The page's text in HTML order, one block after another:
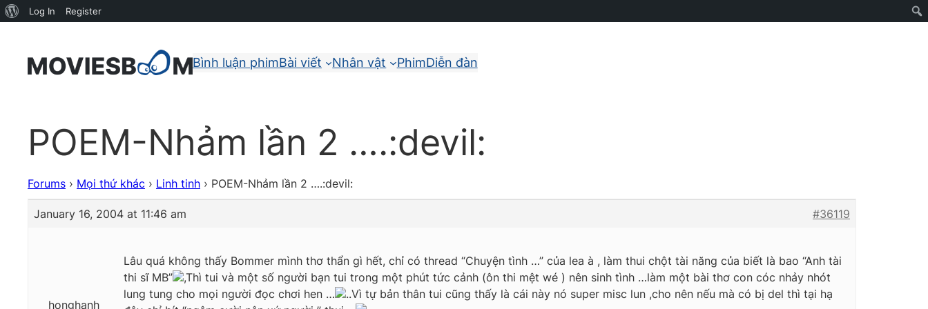
Bình luận phimBài viết Nhân vật PhimDiễn đàn
POEM-Nhảm lần 2 ….:devil:
Forums › Mọi thứ khác › Linh tinh › POEM-Nhảm lần 2 ….:devil:
January 16, 2004 at 11:46 am #36119
honghanh
Lâu quá không thấy Bommer mình thơ thẩn gì hết, chỉ có thread “Chuyện tình …” của lea à , làm thui chột tài năng của biết là bao “Anh tài
thi sĩ MB”
,Thì tui và một số người bạn tui trong một phút tức cảnh (ôn thi mệt wé ) nên sinh tình …làm một bài thơ con cóc nhảy nhót
lung tung cho mọi người đọc chơi hen …
..Vì tự bản thân tui cũng thấy là cái này nó super misc lun ,cho nên nếu mà có bị del thì tại hạ
About
Log In Register